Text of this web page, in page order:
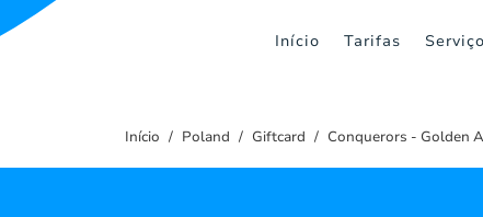
Início Tarifas
Início Poland Giftcard Conquerors - Golden